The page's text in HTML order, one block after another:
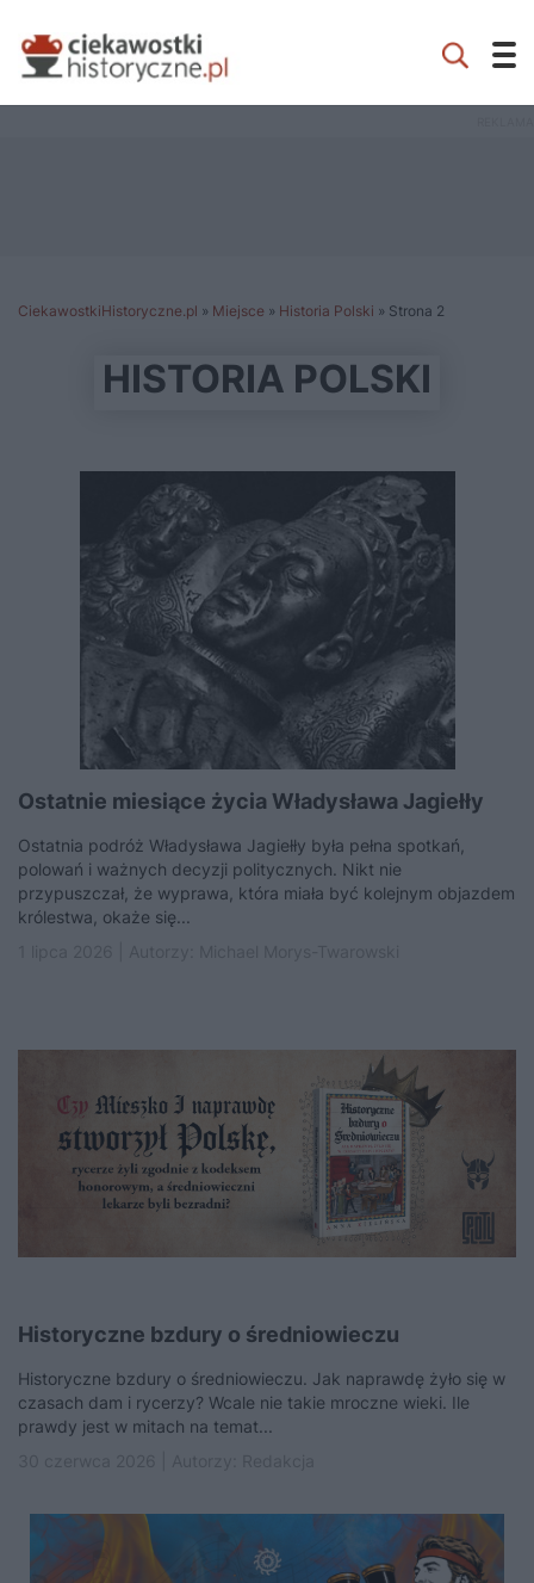
CiekawostkiHistoryczne.pl » Miejsce » Historia Polski » Strona 2
HISTORIA POLSKI
Ostatnie miesiące życia Władysława Jagiełły
Ostatnia podróż Władysława Jagiełły była pełna spotkań,
polowań i ważnych decyzji politycznych. Nikt nie
przypuszczał, że wyprawa, która miała być kolejnym objazdem
królestwa, okaże się...
Historyczne bzdury o średniowieczu
Historyczne bzdury o średniowieczu. Jak naprawdę żyło się w
czasach dam i rycerzy? Wcale nie takie mroczne wieki. Ile
prawdy jest w mitach na temat...